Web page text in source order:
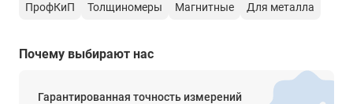
одиночный, серийный
Питание
ПрофКиП Толщиномеры Магнитные Для металла
Почему выбирают нас
Гарантированная точность измерений